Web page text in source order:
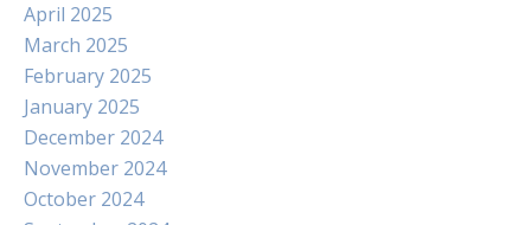
April 2025
March 2025
February 2025
January 2025
December 2024
November 2024
October 2024